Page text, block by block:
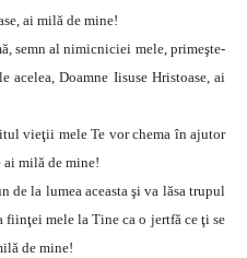
ai milă de mine!
semn al nimicniciei mele, primeşte-
Doamne Iisuse Hristoase, ai
vieţii mele Te vor chema în ajutor
ai milă de mine!
de la lumea aceasta şi va lăsa trupul
fiinţei mele la Tine ca o jertfă ce ţi se
de mine!